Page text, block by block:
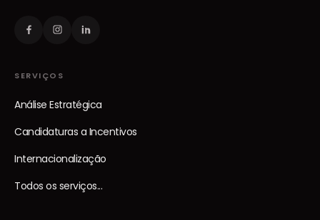
SERVIÇOS
Análise Estratégica
Candidaturas a Incentivos
Internacionalização
Todos os serviços...